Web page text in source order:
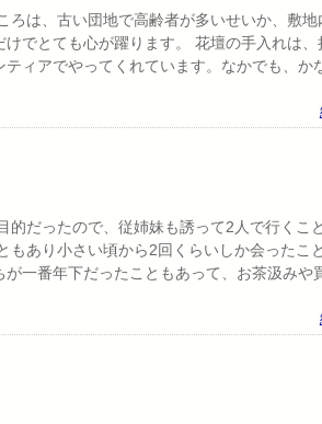
は、古い団地で高齢者が多いせいか、敷地
でとても心が躍ります。 花壇の手入れは、
ィアでやってくれています。なかでも、か
だったので、従姉妹も誘って2人で行くこ
あり小さい頃から2回くらいしか会ったこ
一番年下だったこともあって、お茶汲みや